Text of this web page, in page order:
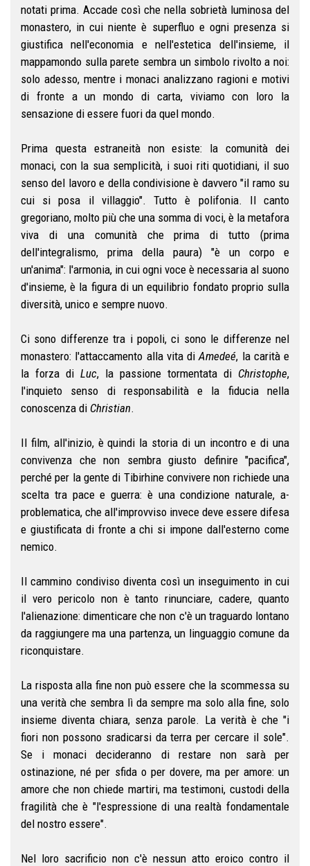
notati prima. Accade così che nella sobrietà luminosa del
monastero, in cui niente è superfluo e ogni presenza si
giustifica nell'economia e nell'estetica dell'insieme, il
mappamondo sulla parete sembra un simbolo rivolto a noi:
solo adesso, mentre i monaci analizzano ragioni e motivi
di fronte a un mondo di carta, viviamo con loro la
sensazione di essere fuori da quel mondo.
Prima questa estraneità non esiste: la comunità dei
monaci, con la sua semplicità, i suoi riti quotidiani, il suo
senso del lavoro e della condivisione è davvero "il ramo su
cui si posa il villaggio". Tutto è polifonia. Il canto
gregoriano, molto più che una somma di voci, è la metafora
viva di una comunità che prima di tutto (prima
dell'integralismo, prima della paura) "è un corpo e
un'anima": l'armonia, in cui ogni voce è necessaria al suono
d'insieme, è la figura di un equilibrio fondato proprio sulla
diversità, unico e sempre nuovo.
Ci sono differenze tra i popoli, ci sono le differenze nel
monastero: l'attaccamento alla vita diAmedeé, la carità e
la forza di Luc, la passione tormentata di Christophe,
l'inquieto senso di responsabilità e la fiducia nella
conoscenza di Christian.
Il film, all'inizio, è quindi la storia di un incontro e di una
convivenza che non sembra giusto definire "pacifica",
perché per la gente di Tibirhine convivere non richiede una
scelta tra pace e guerra: è una condizione naturale, a-
problematica, che all'improvviso invece deve essere difesa
e giustificata di fronte a chi si impone dall'esterno come
nemico.
Il cammino condiviso diventa così un inseguimento in cui
il vero pericolo non è tanto rinunciare, cadere, quanto
l'alienazione: dimenticare che non c'è un traguardo lontano
da raggiungere ma una partenza, un linguaggio comune da
riconquistare.
La risposta alla fine non può essere che la scommessa su
una verità che sembra lì da sempre ma solo alla fine, solo
insieme diventa chiara, senza parole. La verità è che "i
fiori non possono sradicarsi da terra per cercare il sole".
Se i monaci decideranno di restare non sarà per
ostinazione, né per sfida o per dovere, ma per amore: un
amore che non chiede martiri, ma testimoni, custodi della
fragilità che è "l'espressione di una realtà fondamentale
del nostro essere".
Nel loro sacrificio non c'è nessun atto eroico contro il